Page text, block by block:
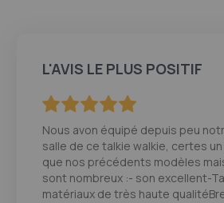
L'AVIS LE PLUS POSITIF
Nous avon équipé depuis peu
salle de ce talkie walkie, certes
que nos précédents modèles
sont nombreux :- son excellent-
matériaux de très haute